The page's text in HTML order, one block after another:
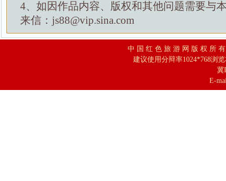
4、如因作品内容、版权和其他问题需要与
来信：js88@vip.sina.com
中 国 红 色 旅 游 网 版 权 所
建议使用分辩率1024*768浏
冀
E-